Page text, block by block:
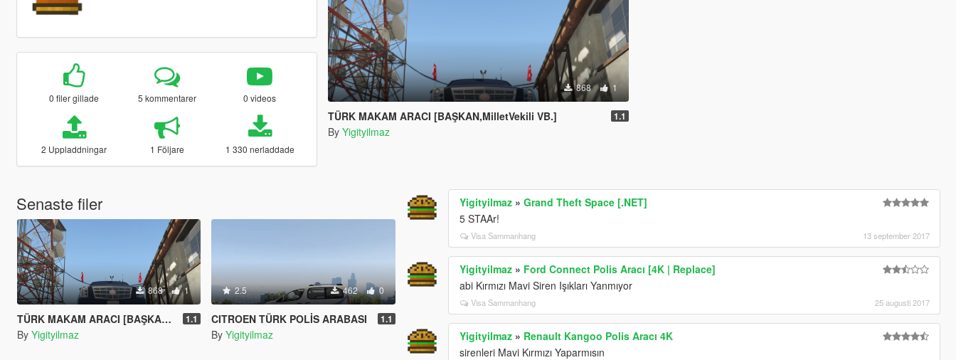
0 filer gillade 5 kommentarer 0 videos
2 Uppladdningar 1 Följare 1 330 nerladdade
868 1
TÜRK MAKAM ARACI [BAŞKAN,MilletVekili VB.] 1.1
By Yigityilmaz
Senaste filer
868 1
TÜRK MAKAM ARACI [BAŞKAN,MilletVekili VB.] 1.1
By Yigityilmaz
2.5 462 0
CITROEN TÜRK POLİS ARABASI 1.1
By Yigityilmaz
Yigityilmaz »Grand Theft Space [.NET]
5 STAAr!
Visa Sammanhang 13 september 2017
Yigityilmaz » Ford Connect Polis Aracı [4K | Replace]
abi Kırmızı Mavi Siren Işıkları Yanmıyor
Visa Sammanhang 25 augusti 2017
Yigityilmaz » Renault Kangoo Polis Aracı 4K
sirenleri Mavi Kırmızı Yaparmısın